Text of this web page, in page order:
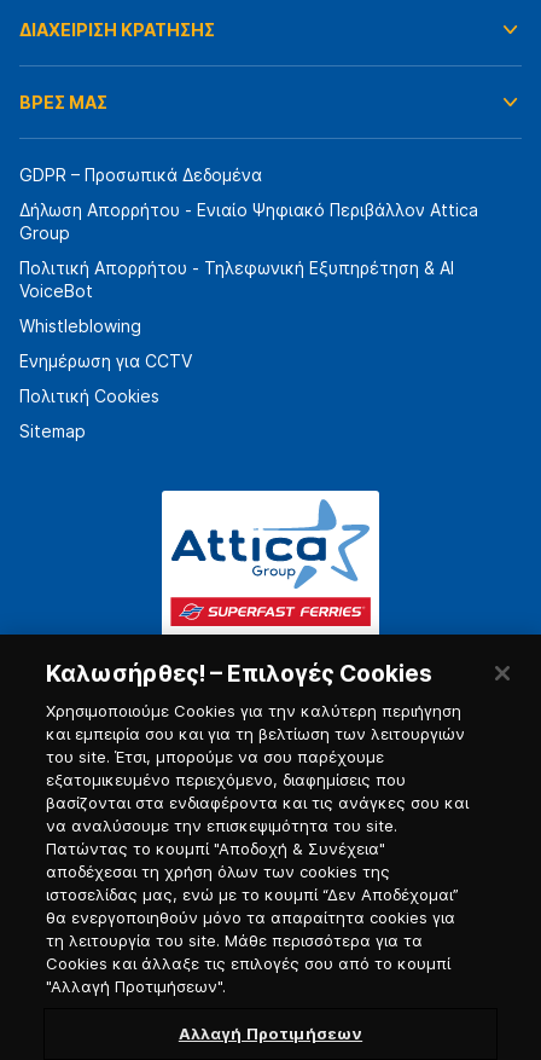
ΔΙΑΧΕΙΡΙΣΗ ΚΡΑΤΗΣΗΣ
ΒΡΕΣ ΜΑΣ
GDPR – Προσωπικά Δεδομένα
Δήλωση Απορρήτου - Ενιαίο Ψηφιακό Περιβάλλον Attica
Group
Πολιτική Απορρήτου - Τηλεφωνική Εξυπηρέτηση & AI
VoiceBot
Whistleblowing
Ενημέρωση για CCTV
Πολιτική Cookies
Sitemap
Πύλη Ναυτικού
Καλωσήρθες! – Επιλογές Cookies
Χρησιμοποιούμε Cookies για την καλύτερη περιήγηση
και εμπειρία σου και για τη βελτίωση των λειτουργιών
του site. Έτσι, μπορούμε να σου παρέχουμε
εξατομικευμένο περιεχόμενο, διαφημίσεις που
βασίζονται στα ενδιαφέροντα και τις ανάγκες σου και
να αναλύσουμε την επισκεψιμότητα του site.
Πατώντας το κουμπί "Αποδοχή & Συνέχεια"
αποδέχεσαι τη χρήση όλων των cookies της
ιστοσελίδας μας, ενώ με το κουμπί “Δεν Αποδέχομαι”
θα ενεργοποιηθούν μόνο τα απαραίτητα cookies για
τη λειτουργία του site. Μάθε περισσότερα για τα
Cookies και άλλαξε τις επιλογές σου από το κουμπί
"Αλλαγή Προτιμήσεων".
Αλλαγή Προτιμήσεων